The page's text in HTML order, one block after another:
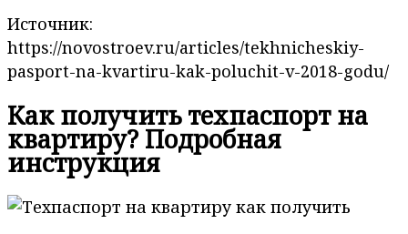
Источник:
https://novostroev.ru/articles/tekhnicheskiy-
pasport-na-kvartiru-kak-poluchit-v-2018-godu/
Как получить техпаспорт на
квартиру? Подробная
инструкция